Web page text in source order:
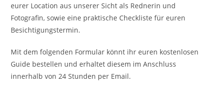
eurer Location aus unserer Sicht als Rednerin und
Fotografin, sowie eine praktische Checkliste für euren
Besichtigungstermin.
Mit dem folgenden Formular könnt ihr euren kostenlosen
Guide bestellen und erhaltet diesem im Anschluss
innerhalb von 24 Stunden per Email.